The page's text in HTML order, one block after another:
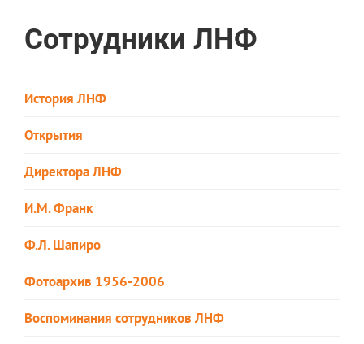
Сотрудники ЛНФ
История ЛНФ
Открытия
Директора ЛНФ
И.М. Франк
Ф.Л. Шапиро
Фотоархив 1956-2006
Воспоминания сотрудников ЛНФ